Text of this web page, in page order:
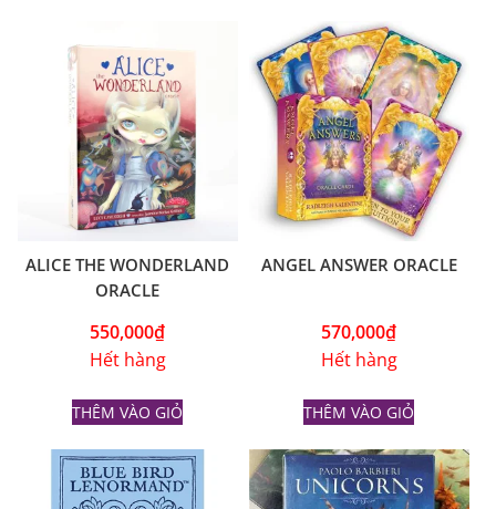
ALICE THE WONDERLAND
ORACLE
550,000₫
Hết hàng
THÊM VÀO GIỎ
ANGEL ANSWER ORACLE
570,000₫
Hết hàng
THÊM VÀO GIỎ